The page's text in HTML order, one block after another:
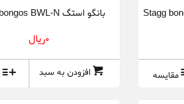
مقایسه
بانگو استگ Stagg bongos BWL-N
0ريال
افزودن به سبد